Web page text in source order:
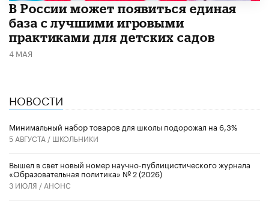
В России может появиться единая
база с лучшими игровыми
практиками для детских садов
4 МАЯ
НОВОСТИ
Минимальный набор товаров для школы подорожал на 6,3%
5 АВГУСТА / ШКОЛЬНИКИ
Вышел в свет новый номер научно-публицистического журнала
«Образовательная политика» № 2 (2026)
3 ИЮЛЯ / АНОНС